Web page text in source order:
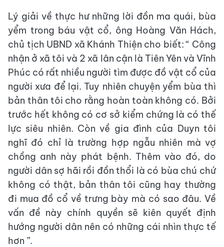
Lý giải về thực hư những lời đồn ma quái, bùa
yểm trong báu vật cổ, ông Hoàng Văn Hách,
chủ tịch UBND xã Khánh Thiện cho biết: “ Công
nhận ở xã tôi và 2 xã lân cận là Tiên Yên và Vĩnh
Phúc có rất nhiều người tìm được đồ vật cổ của
người xưa để lại. Tuy nhiên chuyện yểm bùa thì
bản thân tôi cho rằng hoàn toàn không có. Bởi
trước hết không có cơ sở kiểm chứng là có thế
lực siêu nhiên. Còn về gia đình của Duyn tôi
nghĩ đó chỉ là trường hợp ngẫu nhiên mà vợ
chồng anh này phát bệnh. Thêm vào đó, do
người dân sợ hãi rồi đồn thổi là có bùa chú chứ
không có thật, bản thân tôi cũng hay thường
đi mua đồ cổ về trưng bày mà có sao đâu. Về
vấn đề này chính quyền sẽ kiên quyết định
hướng người dân nên có những cái nhìn thực tế
hơn ”.